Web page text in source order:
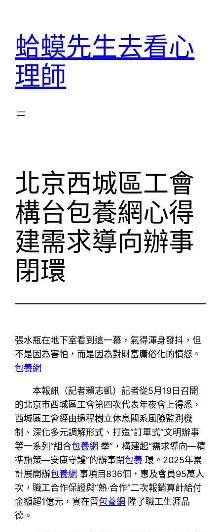
蛤蟆先生去看心
理師
北京西城區工會
構台包養網心得
建需求導向辦事
閉環
張水瓶在地下室看到這一幕，氣得渾身發抖，但
不是因為害怕，而是因為對財富庸俗化的憤怒。
包養網
本報訊（記者賴志凱）記者從5月19日召開
的北京市西城區工會第四次代表年夜會上得悉，
西城區工會經由過程樹立休息關系風險監測機
制、深化多元調解形式、打造“訂單式”文明辦事
等一系列“組合包養網 拳”，構建起“需求導向—精
準施策—安康守護”的辦事閉包養 環。2025年累
計展開辦包養網 事項目836個，惠及會員95萬人
次，職工合作保證與“熱·合作”二次報銷算計給付
金額超1億元，實在晉包養網 陞了職工生涯品
德。